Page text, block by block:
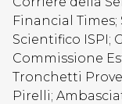
Financial
Scientifico ISPI;
Commissione
Tronchetti
Pirelli;